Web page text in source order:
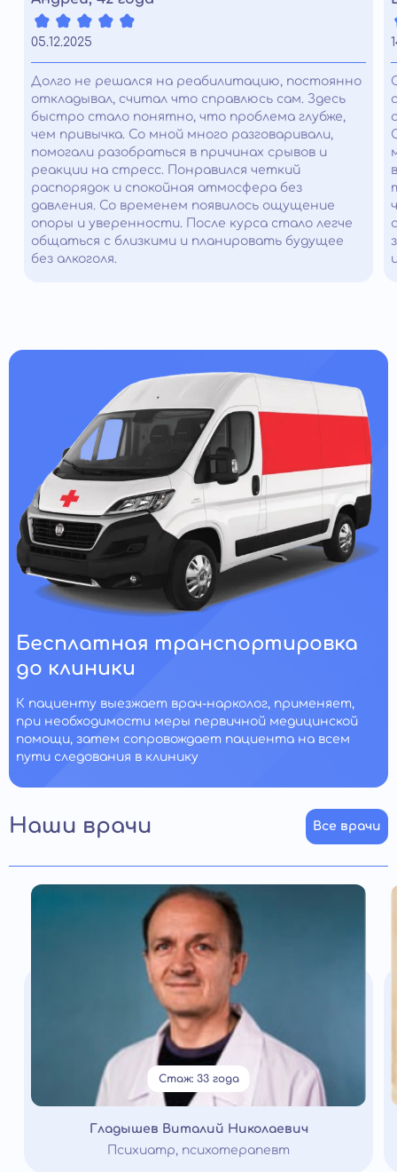
05.12.2025
Долго не решался на реабилитацию, постоянно
откладывал, считал что справлюсь сам. Здесь
быстро стало понятно, что проблема глубже,
чем привычка. Со мной много разговаривали,
помогали разобраться в причинах срывов и
реакции на стресс. Понравился четкий
распорядок и спокойная атмосфера без
давления. Со временем появилось ощущение
опоры и уверенности. После курса стало легче
общаться с близкими и планировать будущее
без алкоголя.
Бесплатная транспортировка
до клиники
К пациенту выезжает врач-нарколог, применяет,
при необходимости меры первичной медицинской
помощи, затем сопровождает пациента на всем
пути следования в клинику
Наши врачи Все врачи
Стаж: 33 года
Гладышев Виталий Николаевич
Психиатр, психотерапевт